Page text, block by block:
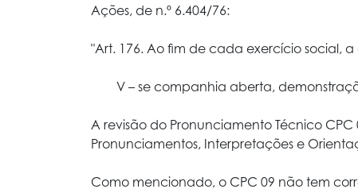
Ações, de n.º 6.404/76:
"Art. 176. Ao fim de cada exercício social,
V – se companhia aberta,
A revisão do Pronunciamento Técnico
Pronunciamentos, Interpretações e
Como mencionado, o CPC 09 não tem